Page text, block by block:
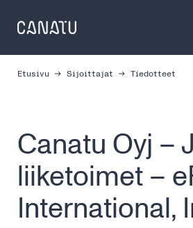
content
Etusivu Sijoittajat Tiedotteet
Canatu Oyj –
liiketoimet –
International,